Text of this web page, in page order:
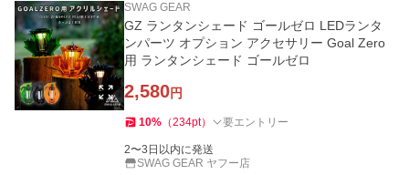
SWAG GEAR
GZ ランタンシェード ゴールゼロ LEDランタ
ンパーツ オプション アクセサリー Goal Zero
用 ランタンシェード ゴールゼロ
2,580円
10% （234pt） 要エントリー
2〜3日以内に発送
SWAG GEAR ヤフー店